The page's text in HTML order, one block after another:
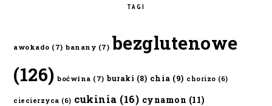
TAGI
awokado (7) banany (7) bezglutenowe
(126) boćwina (7) buraki (8) chia (9) chorizo (6)
ciecierzyca (6) cukinia (16) cynamon (11)